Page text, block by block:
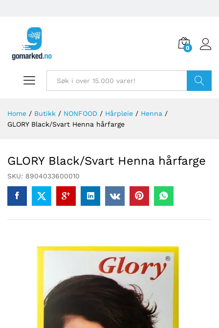
0
Home / Butikk / NONFOOD / Hårpleie / Henna /
GLORY Black/Svart Henna hårfarge
GLORY Black/Svart Henna hårfarge
SKU: 8904033600010